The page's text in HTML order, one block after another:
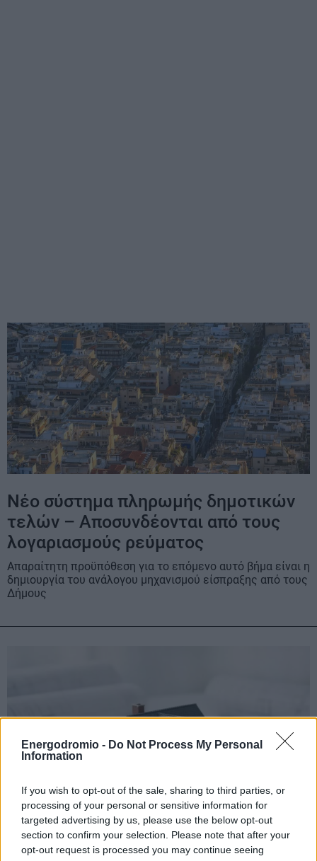
Energodromio - Do Not Process My Personal
Information
If you wish to opt-out of the sale, sharing to third parties, or
processing of your personal or sensitive information for
targeted advertising by us, please use the below opt-out
section to confirm your selection. Please note that after your
opt-out request is processed you may continue seeing
Νέο σύστημα πληρωμής δημοτικών
τελών – Αποσυνδέονται από τους
λογαριασμούς ρεύματος
Απαραίτητη προϋπόθεση για το επόμενο αυτό βήμα είναι η
δημιουργία του ανάλογου μηχανισμού είσπραξης από τους
Δήμους